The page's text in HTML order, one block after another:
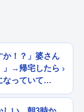
か！？」婆さん
」→帰宅したら
なっていて…